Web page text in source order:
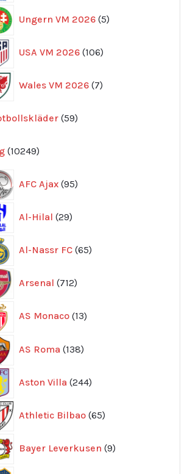
Ungern VM 2026 5
produkter
USA VM 2026 106
produkter
Wales VM 2026 7
produkter
59
produkter
10249
produkter
AFC Ajax 95
produkter
Al-Hilal 29
produkter
Al-Nassr FC 65
produkter
Arsenal 712
produkter
AS Monaco 13
produkter
AS Roma 138
produkter
Aston Villa 244
produkter
Athletic Bilbao 65
produkter
Bayer Leverkusen 9
produkter